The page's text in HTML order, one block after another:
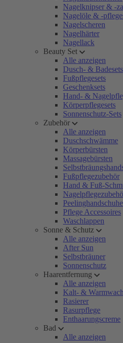
Nagelknipser & -
Nagelöle & -
Nagelscheren
Nagelhärter
Nagellack
Beauty Set
Alle anzeigen
Dusch- & Badesets
Fußpflegesets
Geschenksets
Hand- &
Körperpflegesets
Sonnenschutz-Sets
Zubehör
Alle anzeigen
Duschschwämme
Körperbürsten
Massagebürsten
Fußpflegezubehör
Hand & Fuß-
Peelinghandschuhe
Pflege Accessoires
Waschlappen
Sonne & Schutz
Alle anzeigen
After Sun
Selbstbräuner
Sonnenschutz
Haarentfernung
Alle anzeigen
Kalt- &
Rasierer
Rasurpflege
Enthaarungscreme
Bad
Alle anzeigen